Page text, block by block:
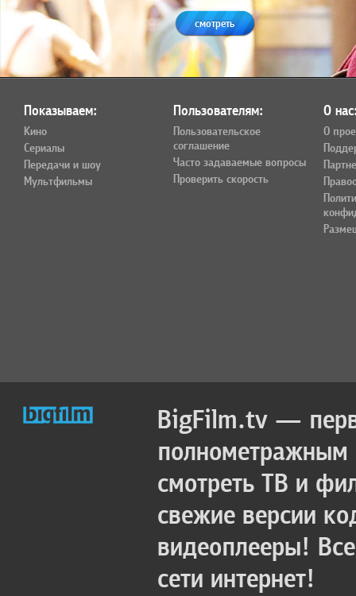
смотреть
Показываем:
Кино
Сериалы
Передачи и шоу
Мультфильмы
Пользователям:
Пользовательское
соглашение
Часто задаваемые вопросы
Проверить скорость
О
О
BigFilm.tv —
полнометражным
смотреть ТВ и
свежие версии
видеоплееры!
сети интернет!